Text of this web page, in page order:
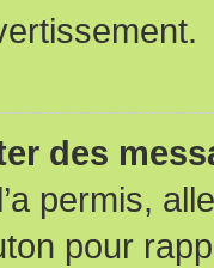
des
permis,
pour